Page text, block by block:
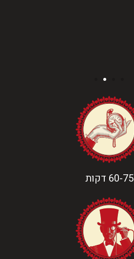
60-75 דקות